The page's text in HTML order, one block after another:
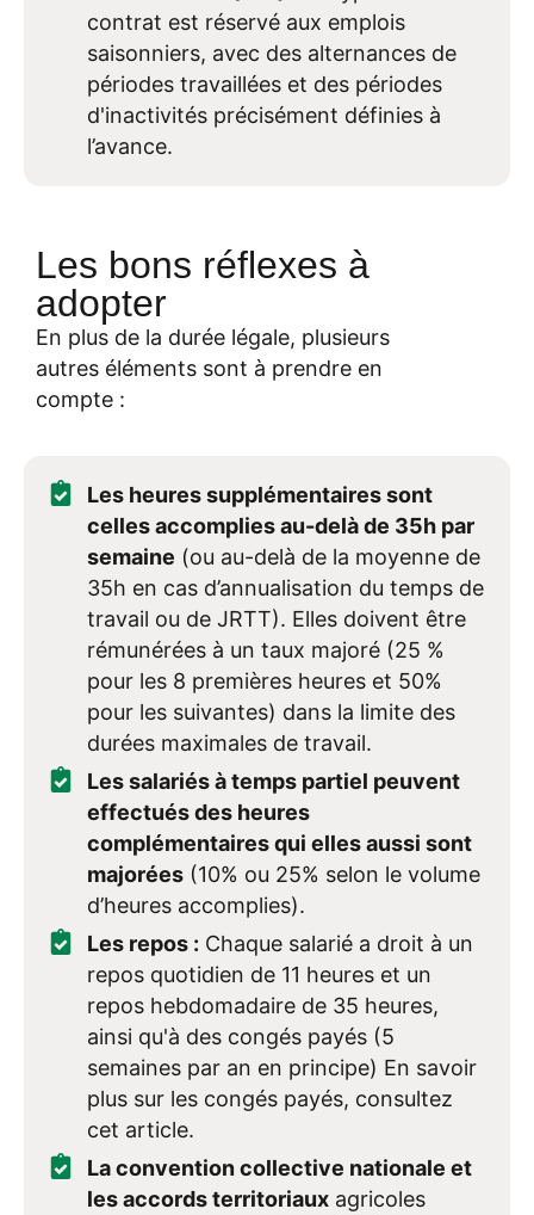
contrat est réservé aux emplois
saisonniers, avec des alternances de
périodes travaillées et des périodes
d'inactivités précisément définies à
l’avance.
Les bons réflexes à
adopter
En plus de la durée légale, plusieurs
autres éléments sont à prendre en
compte :
Les heures supplémentaires sont
celles accomplies au-delà de 35h par
semaine (ou au-delà de la moyenne de
35h en cas d’annualisation du temps de
travail ou de JRTT). Elles doivent être
rémunérées à un taux majoré (25 %
pour les 8 premières heures et 50%
pour les suivantes) dans la limite des
durées maximales de travail.
Les salariés à temps partiel peuvent
effectués des heures
complémentaires qui elles aussi sont
majorées(10% ou 25% selon le volume
d’heures accomplies).
Les repos : Chaque salarié a droit à un
repos quotidien de 11 heures et un
repos hebdomadaire de 35 heures,
ainsi qu'à des congés payés (5
semaines par an en principe) En savoir
plus sur les congés payés, consultez
cet article.
La convention collective nationale et
les accords territoriauxagricoles